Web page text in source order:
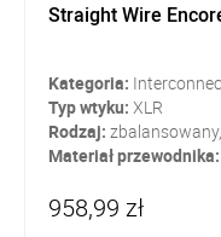
Straight Wire
Kategoria:
Typ wtyku: XLR
Rodzaj:
Materiał przewodnika:
958,99 zł